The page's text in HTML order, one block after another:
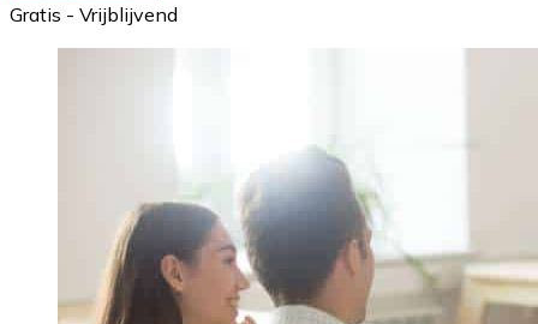
Gratis - Vrijblijvend